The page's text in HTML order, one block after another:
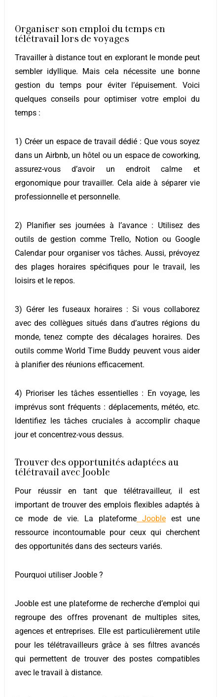
Organiser son emploi du temps en
télétravail lors de voyages
Travailler à distance tout en explorant le monde peut
sembler idyllique. Mais cela nécessite une bonne
gestion du temps pour éviter l’épuisement. Voici
quelques conseils pour optimiser votre emploi du
temps :
1) Créer un espace de travail dédié : Que vous soyez
dans un Airbnb, un hôtel ou un espace de coworking,
assurez-vous d’avoir un endroit calme et
ergonomique pour travailler. Cela aide à séparer vie
professionnelle et personnelle.
2) Planifier ses journées à l’avance : Utilisez des
outils de gestion comme Trello, Notion ou Google
Calendar pour organiser vos tâches. Aussi, prévoyez
des plages horaires spécifiques pour le travail, les
loisirs et le repos.
3) Gérer les fuseaux horaires : Si vous collaborez
avec des collègues situés dans d’autres régions du
monde, tenez compte des décalages horaires. Des
outils comme World Time Buddy peuvent vous aider
à planifier des réunions efficacement.
4) Prioriser les tâches essentielles : En voyage, les
imprévus sont fréquents : déplacements, météo, etc.
Identifiez les tâches cruciales à accomplir chaque
jour et concentrez-vous dessus.
Trouver des opportunités adaptées au
télétravail avec Jooble
Pour réussir en tant que télétravailleur, il est
important de trouver des emplois flexibles adaptés à
ce mode de vie. La plateforme Joobleest une
ressource incontournable pour ceux qui cherchent
des opportunités dans des secteurs variés.
Pourquoi utiliser Jooble ?
Jooble est une plateforme de recherche d’emploi qui
regroupe des offres provenant de multiples sites,
agences et entreprises. Elle est particulièrement utile
pour les télétravailleurs grâce à ses filtres avancés
qui permettent de trouver des postes compatibles
avec le travail à distance.